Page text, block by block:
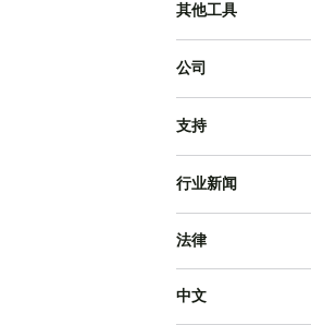
其他工具
公司
支持
行业新闻
法律
中文